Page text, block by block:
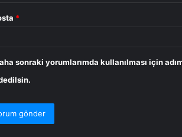
*
sonraki yorumlarımda kullanılması için